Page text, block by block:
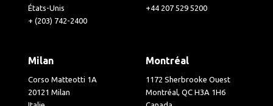
États-Unis
+ (203) 742-2400
+44 207 529 5200
Milan
Corso Matteotti 1A
20121 Milan
Montréal
1172 Sherbrooke Ouest
Montréal, QC H3A 1H6